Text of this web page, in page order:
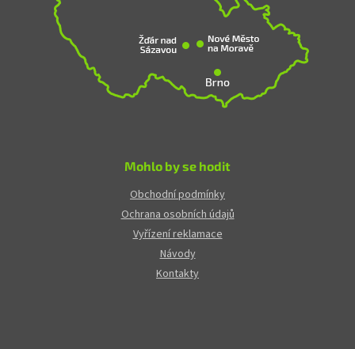
Mohlo by se hodit
Obchodní podmínky
Ochrana osobních údajů
Vyřízení reklamace
Návody
Kontakty